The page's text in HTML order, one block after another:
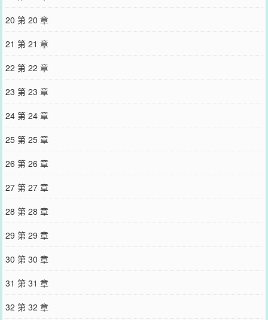
20 第 20 章
21 第 21 章
22 第 22 章
23 第 23 章
24 第 24 章
25 第 25 章
26 第 26 章
27 第 27 章
28 第 28 章
29 第 29 章
30 第 30 章
31 第 31 章
32 第 32 章